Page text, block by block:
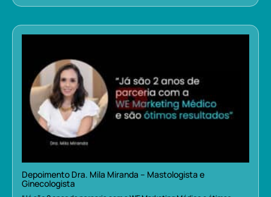
Depoimento Dra. Mila Miranda – Mastologista e
Ginecologista